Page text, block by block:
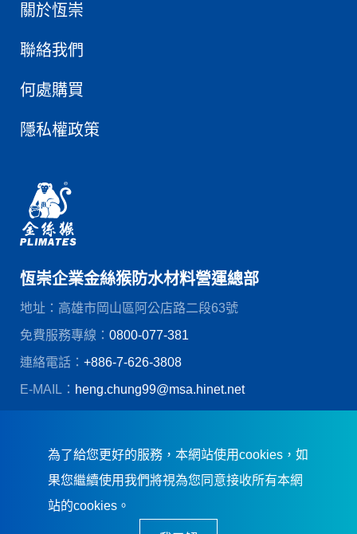
關於恆崇
聯絡我們
何處購買
隱私權政策
恆崇企業金絲猴防水材料營運總部
地址：高雄市岡山區阿公店路二段63號
免費服務專線： 0800-077-381
連絡電話： +886-7-626-3808
E-MAIL： heng.chung99@msa.hinet.net
為了給您更好的服務，本網站使用cookies，如
果您繼續使用我們將視為您同意接收所有本網
站的cookies。